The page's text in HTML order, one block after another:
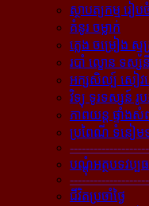
ស្ថាបត្យកម្ម រៀប
គំនូរ ចម្លាក់
ភ្លេង ចម្រៀង ស្មូ
របាំ ល្ខោន ទស្
អក្សសិល្ប៍ សៀវ
វិទ្យុ ទូរទស្សន៍ រូ
ភាពយន្ដ ផ្ទាំង
ប្រពៃណី ទំនៀមទ
បណ្ដុំអត្ថបទវប្ប
ជីវិតប្រចាំថ្ងៃ